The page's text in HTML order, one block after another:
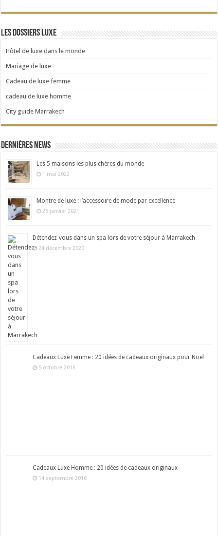
Les dossiers Luxe
Hôtel de luxe dans le monde
Mariage de luxe
Cadeau de luxe femme
cadeau de luxe homme
City guide Marrakech
Dernières news
Les 5 maisons les plus chères du monde
1 mai 2022
Montre de luxe : l’accessoire de mode par excellence
25 janvier 2021
Détendez-vous dans un spa lors de votre séjour à Marrakech
24 décembre 2020
Cadeaux Luxe Femme : 20 idées de cadeaux originaux pour Noël
5 octobre 2016
Cadeaux Luxe Homme : 20 idées de cadeaux originaux
14 septembre 2016